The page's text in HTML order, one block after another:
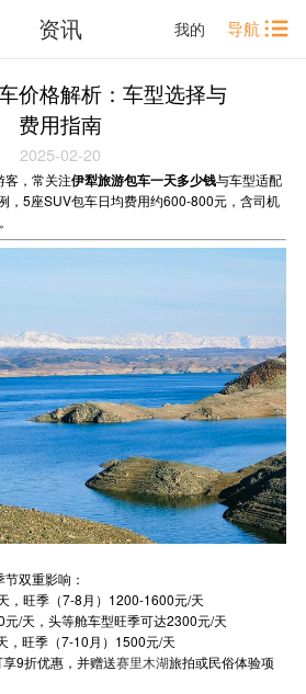
我的 导航
资讯
价格解析：车型选择与
费用指南
2025-02-20
客，常关注伊犁旅游包车一天多少钱与车型适配
，5座SUV包车日均费用约600-800元，含司机
双重影响：
，旺季（7-8月）1200-1600元/天
/天，头等舱车型旺季可达2300元/天
，旺季（7-10月）1500元/天
9折优惠，并赠送赛里木湖旅拍或民俗体验项